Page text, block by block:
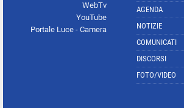
WebTv
YouTube
Portale Luce - Camera
AGENDA
NOTIZIE
COMUNICATI
DISCORSI
FOTO/VIDEO